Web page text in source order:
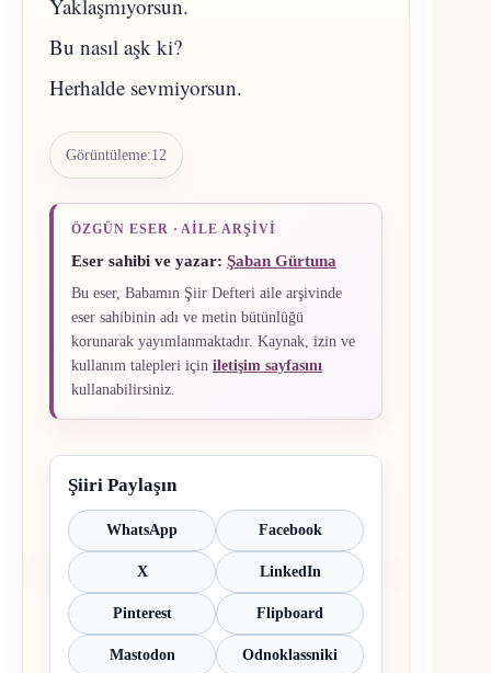
Yaklaşmıyorsun.
Bu nasıl aşk ki?
Herhalde sevmiyorsun.
Görüntüleme:12
ÖZGÜN ESER · AILE ARŞIVI
Eser sahibi ve yazar: Şaban Gürtuna
Bu eser, Babamın Şiir Defteri aile arşivinde
eser sahibinin adı ve metin bütünlüğü
korunarak yayımlanmaktadır. Kaynak, izin ve
kullanım talepleri için iletişim sayfasını
kullanabilirsiniz.
Şiiri Paylaşın
WhatsApp Facebook
X LinkedIn
Pinterest Flipboard
Mastodon Odnoklassniki